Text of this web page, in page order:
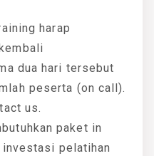
harap
dua hari tersebut
peserta (on call).
us.
paket in
pelatihan